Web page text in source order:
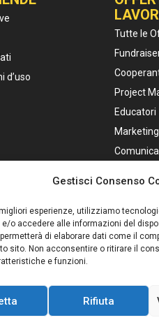
Gestisci Consenso
esperienze, utilizziamo
o accedere alle informazioni del
di elaborare dati come il
sito. Non acconsentire o ritirare il
e funzioni.
Rifiuta
d’uso
Tutte le
Project
Educatori
Servizio